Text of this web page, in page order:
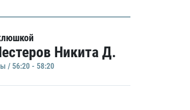
Никита Д.
/ 56:20 - 58:20